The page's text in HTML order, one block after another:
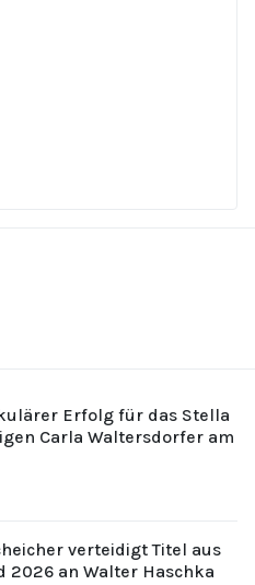
Erfolg für das Stella
Carla Waltersdorfer am
verteidigt Titel aus
2026 an Walter Haschka